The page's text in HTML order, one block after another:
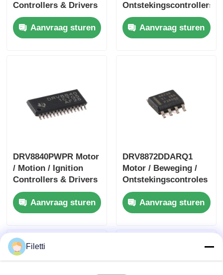
Controllers & Drivers
40-V 3.5-A H-bridge
Motor Driver met I
Aanvraag sturen
Ontstekingscontrollers
& Drivers 1.4A
Bipolaire Stpr Mo Tor
Driver
Aanvraag sturen
DRV8840PWPR Motor
/ Motion / Ignition
Controllers & Drivers
5A Brushed DC Motor
DriverAanvraag sturen
DRV8872DDARQ1
Motor / Beweging /
Ontstekingscontroles
& Drivers 3.6A
Borstel DC Motor
Driver W / Fout
Aanvraag sturen
Filetti